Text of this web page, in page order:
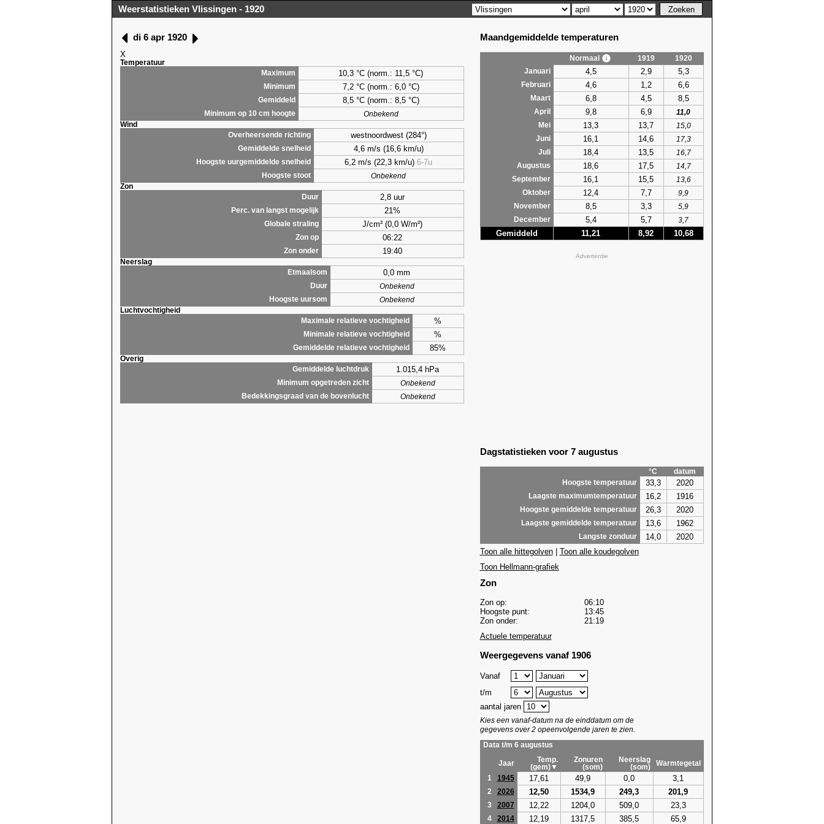
Weerstatistieken Vlissingen - 1920
di 6 apr 1920
X
Temperatuur
Maximum
10,3 °C (norm.: 11,5 °C)
Minimum 7,2°C (norm.: 6,0 °C)
Gemiddeld 8,5°C (norm.: 8,5 °C)
Minimum op 10 cm hoogte
Onbekend
Wind
Overheersende richting
westnoordwest (284°)
Gemiddelde snelheid 4,6 m/s (16,6 km/u)
Hoogste uurgemiddelde snelheid 6,2 m/s (22,3 km/u)6-7u
Hoogste stoot
Onbekend
Zon
Duur
2,8 uur
Perc. van langst mogelijk 21%
Globale straling J/cm² (0,0 W/m²)
Zon op 06:22
Zon onder 19:40
Neerslag
Etmaalsom
0,0 mm
Duur
Onbekend
Hoogste uursom
Onbekend
Luchtvochtigheid
Maximale relatieve vochtigheid
%
Minimale relatieve vochtigheid %
Gemiddelde relatieve vochtigheid 85%
Overig
Gemiddelde luchtdruk
1.015,4 hPa
Minimum opgetreden zicht
Onbekend
Bedekkingsgraad van de bovenlucht
Onbekend
Maandgemiddelde temperaturen
Normaal 1919
1920
Januari
4,5 2,9 5,3
Februari 4,6 1,2 6,6
Maart 6,8 4,5 8,5
April 9,8 6,9
11,0
Mei
13,3 13,7
15,0
Juni
16,1 14,6
17,3
Juli
18,4 13,5
16,7
Augustus
18,6 17,5
14,7
September
16,1 15,5
13,6
Oktober
12,4 7,7
9,9
November
8,5 3,3
5,9
December
5,4 5,7 3,7
Gemiddeld 11,21 8,92 10,68
Advertentie
Dagstatistieken voor 7 augustus
°C
datum
Hoogste temperatuur
33,3 2020
Laagste maximumtemperatuur 16,2 1916
Hoogste gemiddelde temperatuur 26,3 2020
Laagste gemiddelde temperatuur 13,6 1962
Langste zonduur 14,0
2020
Toon alle hittegolven| Toon alle koudegolven
Toon Hellmann-grafiek
Zon
Zon op:
06:10
Hoogste punt:
13:45
Zon onder:
21:19
Actuele temperatuur
Weergegevens vanaf 1906
Vanaf
t/m
aantal jaren
Kies een vanaf-datum na de einddatum om de
gegevens over 2 opeenvolgende jaren te zien.
Data t/m 6 augustus
Jaar
Temp.
(gem)▼
Zonuren
(som)
Neerslag
(som)
Warmtegetal
1
1945 17,61 49,9 0,0 3,1
2 2026 12,50 1534,9 249,3 201,9
3 2007 12,22 1204,0 509,0 23,3
4 2014 12,19 1317,5 385,5 65,9